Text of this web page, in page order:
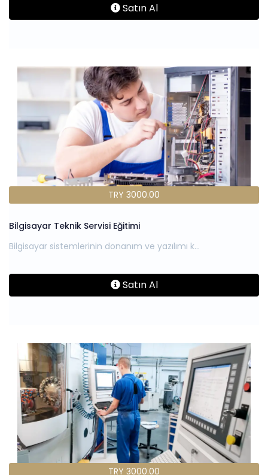
Satın Al
TRY 3000.00
Bilgisayar Teknik Servisi Eğitimi
Satın Al
TRY 3000.00